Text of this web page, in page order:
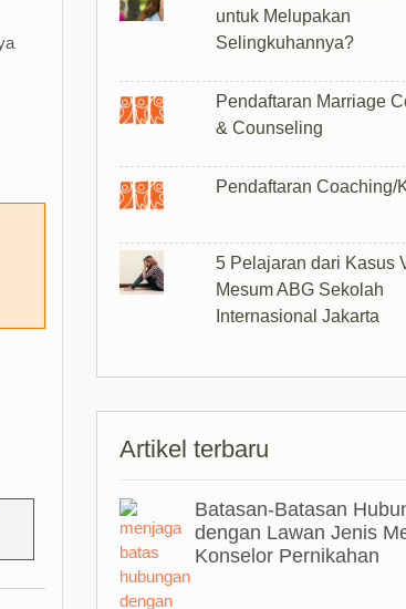
untuk Melupakan
Selingkuhannya?
Pendaftaran Marriage
& Counseling
Pendaftaran Coaching/
5 Pelajaran dari Kasus
Mesum ABG Sekolah
Internasional Jakarta
Artikel terbaru
Batasan-Batasan
dengan Lawan Jenis
Konselor Pernikahan